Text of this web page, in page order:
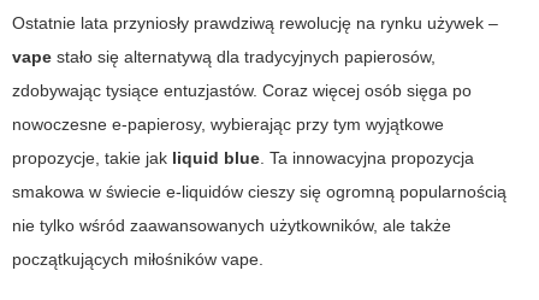
Ostatnie lata przyniosły prawdziwą rewolucję na rynku używek –
vape stało się alternatywą dla tradycyjnych papierosów,
zdobywając tysiące entuzjastów. Coraz więcej osób sięga po
nowoczesne e-papierosy, wybierając przy tym wyjątkowe
propozycje, takie jak liquid blue. Ta innowacyjna propozycja
smakowa w świecie e-liquidów cieszy się ogromną popularnością
nie tylko wśród zaawansowanych użytkowników, ale także
początkujących miłośników vape.